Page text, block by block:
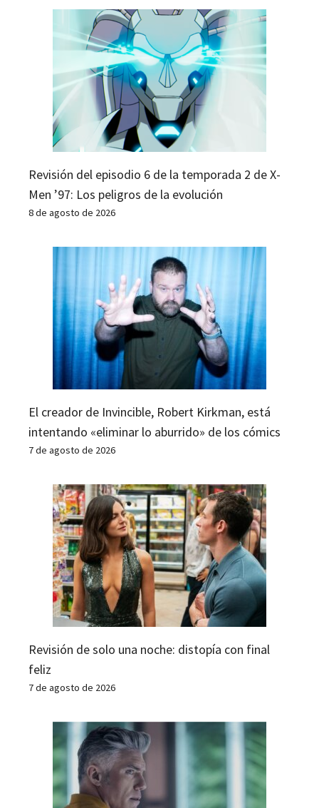
Revisión del episodio 6 de la temporada 2 de X-
Men ’97: Los peligros de la evolución
8 de agosto de 2026
El creador de Invincible, Robert Kirkman, está
intentando «eliminar lo aburrido» de los cómics
7 de agosto de 2026
Revisión de solo una noche: distopía con final
feliz
7 de agosto de 2026